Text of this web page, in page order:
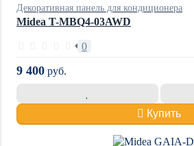
Декоративная панель для кондиционера
Midea T-MBQ4-03AWD
0
9 400 руб.
Купить